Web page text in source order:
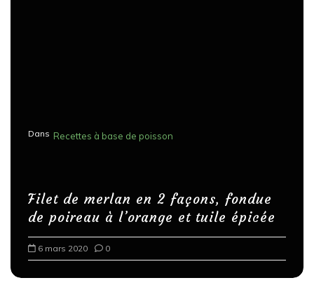
Dans Recettes à base de poisson
Filet de merlan en 2 façons, fondue
de poireau à l’orange et tuile épicée
6 mars 2020 0